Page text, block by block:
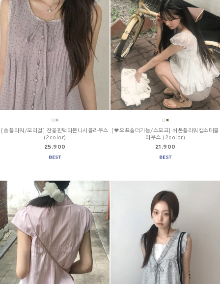
[🌼플라워/모리걸] 잔꽃핀턱리본나시블라우스
(2color)
25,900
[💗오프숄더가능/스모크] 쉬폰플라워캡소매블
라우스 (2color)
21,900